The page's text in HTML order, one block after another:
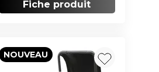
Fiche produit
NOUVEAU